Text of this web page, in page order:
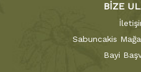
BİZE
Sabuncakis
Bayi